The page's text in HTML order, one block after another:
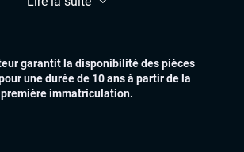
multizones
garantit la disponibilité des pièces
une durée de 10 ans à partir de la
première immatriculation.